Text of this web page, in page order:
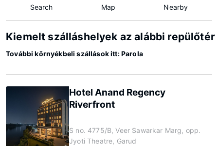
Search Map Nearby
Kiemelt szálláshelyek az alábbi repülőtér
További környékbeli szállások itt: Parola
Hotel Anand Regency
Riverfront
S no. 4775/B, Veer Sawarkar Marg, opp.
Jyoti Theatre, Garud